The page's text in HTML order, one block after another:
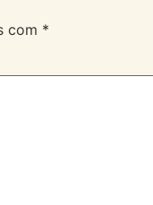
com *